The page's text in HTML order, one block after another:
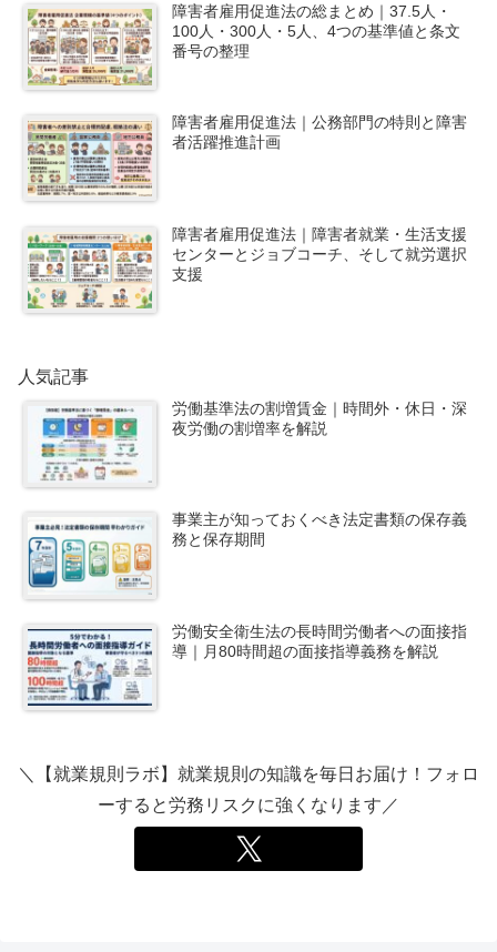
障害者雇用促進法の総まとめ｜37.5人・
100人・300人・5人、4つの基準値と条文
番号の整理
障害者雇用促進法｜公務部門の特則と障害
者活躍推進計画
障害者雇用促進法｜障害者就業・生活支援
センターとジョブコーチ、そして就労選択
支援
人気記事
労働基準法の割増賃金｜時間外・休日・深
夜労働の割増率を解説
事業主が知っておくべき法定書類の保存義
務と保存期間
労働安全衛生法の長時間労働者への面接指
導｜月80時間超の面接指導義務を解説
＼【就業規則ラボ】就業規則の知識を毎日お届け！フォロ
ーすると労務リスクに強くなります／